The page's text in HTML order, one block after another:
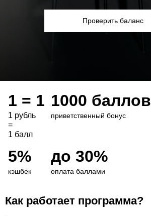
Проверить баланс
1 = 1
1 рубль
=
1 балл
1000 баллов
приветственный бонус
5%
кэшбек
до 30%
оплата баллами
Как работает программа?